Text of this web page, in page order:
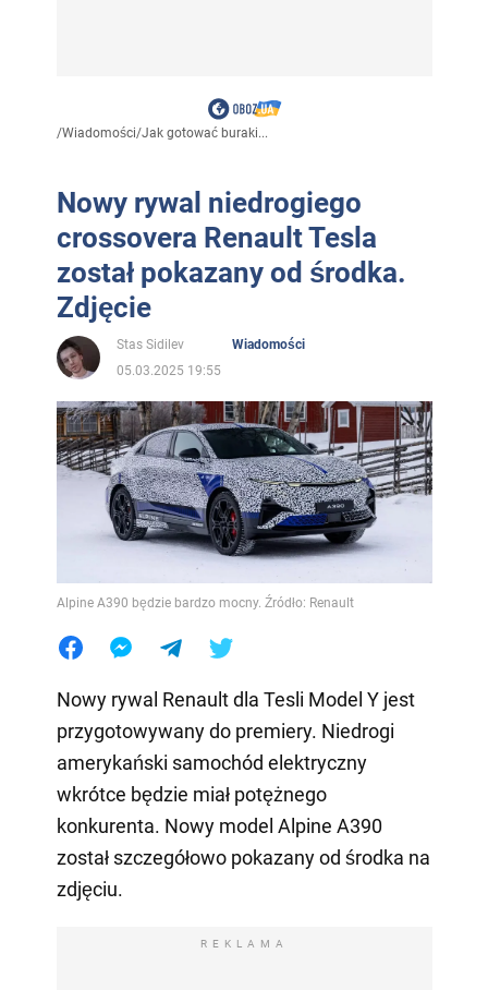
/Wiadomości/Jak gotować buraki...
Nowy rywal niedrogiego
crossovera Renault Tesla
został pokazany od środka.
Zdjęcie
Stas Sidilev
Wiadomości
05.03.2025 19:55
Alpine A390 będzie bardzo mocny. Źródło: Renault
Nowy rywal Renault dla Tesli Model Y jest
przygotowywany do premiery. Niedrogi
amerykański samochód elektryczny
wkrótce będzie miał potężnego
konkurenta. Nowy model Alpine A390
został szczegółowo pokazany od środka na
zdjęciu.
REKLAMA